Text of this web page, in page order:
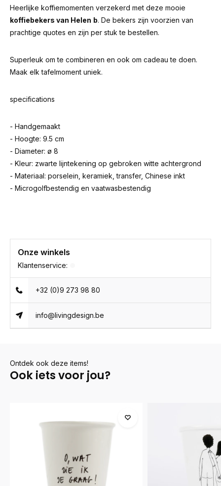
Heerlijke koffiemomenten verzekerd met deze mooie
koffiebekers van Helen b. De bekers zijn voorzien van
prachtige quotes en zijn per stuk te bestellen.
Superleuk om te combineren en ook om cadeau te doen.
Maak elk tafelmoment uniek.
specifications
- Handgemaakt
- Hoogte: 9.5 cm
- Diameter: ø 8
- Kleur: zwarte lijntekening op gebroken witte achtergrond
- Materiaal: porselein, keramiek, transfer, Chinese inkt
- Microgolfbestendig en vaatwasbestendig
Onze winkels
Klantenservice:
+32 (0)9 273 98 80
info@livingdesign.be
Ontdek ook deze items!
Ook iets voor jou?